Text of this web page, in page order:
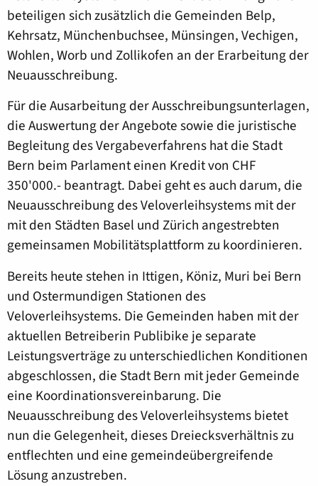
beteiligen sich zusätzlich die Gemeinden Belp,
Kehrsatz, Münchenbuchsee, Münsingen, Vechigen,
Wohlen, Worb und Zollikofen an der Erarbeitung der
Neuausschreibung.
Für die Ausarbeitung der Ausschreibungsunterlagen,
die Auswertung der Angebote sowie die juristische
Begleitung des Vergabeverfahrens hat die Stadt
Bern beim Parlament einen Kredit von CHF
350'000.- beantragt. Dabei geht es auch darum, die
Neuausschreibung des Veloverleihsystems mit der
mit den Städten Basel und Zürich angestrebten
gemeinsamen Mobilitätsplattform zu koordinieren.
Bereits heute stehen in Ittigen, Köniz, Muri bei Bern
und Ostermundigen Stationen des
Veloverleihsystems. Die Gemeinden haben mit der
aktuellen Betreiberin Publibike je separate
Leistungsverträge zu unterschiedlichen Konditionen
abgeschlossen, die Stadt Bern mit jeder Gemeinde
eine Koordinationsvereinbarung. Die
Neuausschreibung des Veloverleihsystems bietet
nun die Gelegenheit, dieses Dreiecksverhältnis zu
entflechten und eine gemeindeübergreifende
Lösung anzustreben.